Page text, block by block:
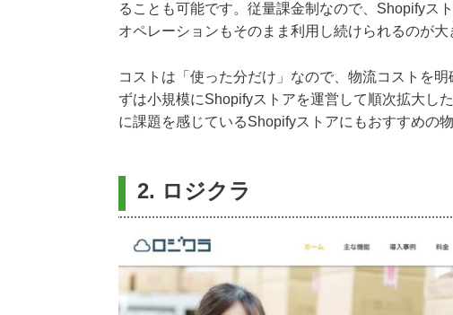
ることも可能です。従量課金制なので、Shopifyス
オペレーションもそのまま利用し続けられるのが大
コストは「使った分だけ」なので、物流コストを
ずは小規模にShopifyストアを運営して順次拡大し
に課題を感じているShopifyストアにもおすすめの
2. ロジクラ